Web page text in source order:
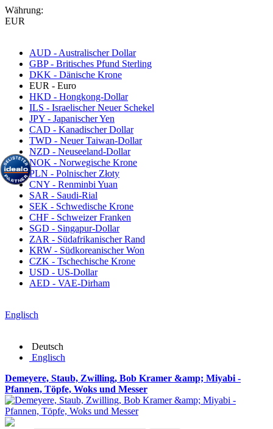
Währung:
EUR
AUD - Australischer Dollar
GBP - Britisches Pfund Sterling
DKK - Dänische Krone
EUR - Euro
HKD - Hongkong-Dollar
ILS - Israelischer Neuer Schekel
JPY - Japanischer Yen
CAD - Kanadischer Dollar
TWD - Neuer Taiwan-Dollar
NZD - Neuseeland-Dollar
NOK - Norwegische Krone
PLN - Polnischer Złoty
CNY - Renminbi Yuan
SAR - Saudi-Rial
SEK - Schwedische Krone
CHF - Schweizer Franken
SGD - Singapur-Dollar
ZAR - Südafrikanischer Rand
KRW - Südkoreanischer Won
CZK - Tschechische Krone
USD - US-Dollar
AED - VAE-Dirham
Englisch
Deutsch
Englisch
Demeyere, Staub, Zwilling, Bob Kramer &amp; Miyabi -
Pfannen, Töpfe, Woks und Messer